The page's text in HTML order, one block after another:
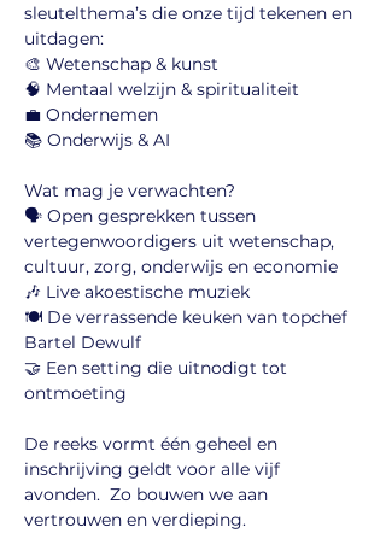
sleutelthema’s die onze tijd tekenen en
uitdagen:
🎨 Wetenschap & kunst
🧠 Mentaal welzijn & spiritualiteit
💼 Ondernemen
📚 Onderwijs & AI
Wat mag je verwachten?
🗣️ Open gesprekken tussen
vertegenwoordigers uit wetenschap,
cultuur, zorg, onderwijs en economie
🎶 Live akoestische muziek
🍽️ De verrassende keuken van topchef
Bartel Dewulf
🤝 Een setting die uitnodigt tot
ontmoeting
De reeks vormt één geheel en
inschrijving geldt voor alle vijf
avonden.  Zo bouwen we aan
vertrouwen en verdieping.